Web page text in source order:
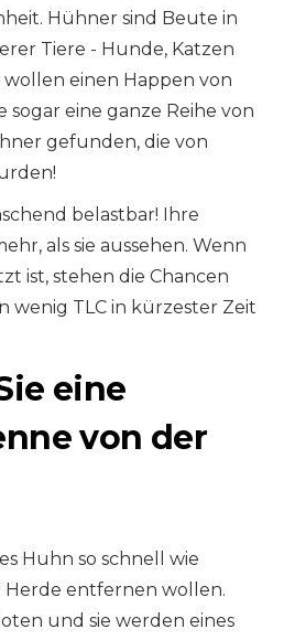
Hühner sind Beute in
Tiere - Hunde, Katzen
einen Happen von
sogar eine ganze Reihe von
gefunden, die von
belastbar! Ihre
als sie aussehen. Wenn
ist, stehen die Chancen
wenig TLC in kürzester Zeit
eine
von der
Huhn so schnell wie
Herde entfernen wollen.
und sie werden eines